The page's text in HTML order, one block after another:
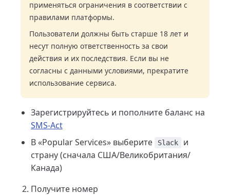
применяться ограничения в соответствии с
правилами платформы.
Пользователи должны быть старше 18 лет и
несут полную ответственность за свои
действия и их последствия. Если вы не
согласны с данными условиями, прекратите
использование сервиса.
Зарегистрируйтесь и пополните баланс на
SMS-Act
В «Popular Services» выберите
Slack
и
страну (сначала США/Великобритания/
Канада)
Получите номер